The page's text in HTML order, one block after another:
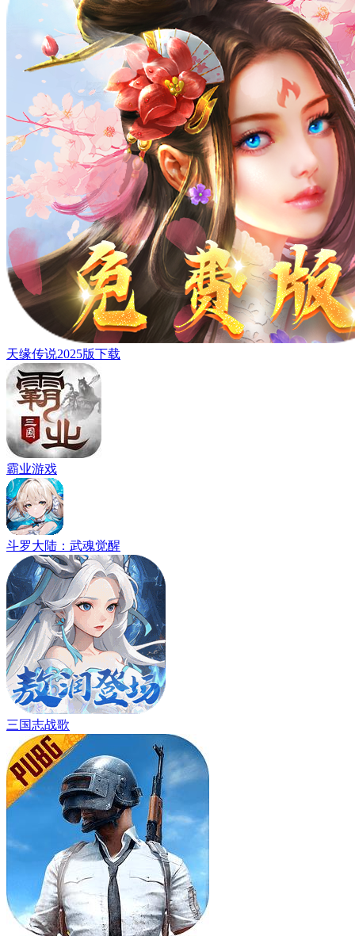
天缘传说2025版下载
霸业游戏
斗罗大陆：武魂觉醒
三国志战歌